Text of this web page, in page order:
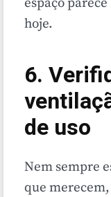
hoje.
6.
de uso
Nem sempre
que